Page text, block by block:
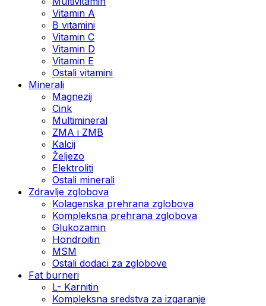
Vitamin A
B vitamini
Vitamin C
Vitamin D
Vitamin E
Ostali vitamini
Minerali
Magnezij
Cink
Multimineral
ZMA i ZMB
Kalcij
Željezo
Elektroliti
Ostali minerali
Zdravlje zglobova
Kolagenska prehrana zglobova
Kompleksna prehrana zglobova
Glukozamin
Hondroitin
MSM
Ostali dodaci za zglobove
Fat burneri
L- Karnitin
Kompleksna sredstva za izgaranje